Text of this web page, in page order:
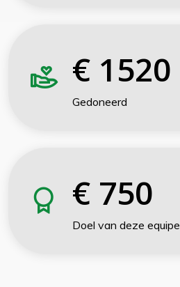
€ 1520
Gedoneerd
€ 750
Doel van deze equipe